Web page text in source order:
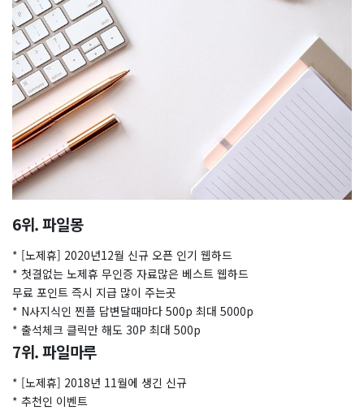
6위. 파일몽
* [노제휴] 2020년12월 신규 오픈 인기 웹하드
* 첫결없는 노제휴 무인증 자료많은 베스트 웹하드
무료 포인트 즉시 지급 많이 주는곳
* N사지식인 찐플 답변달때마다 500p 최대 5000p
* 출석체크 클릭만 해도 30P 최대 500p
7위. 파일마루
* [노제휴] 2018년 11월에 생긴 신규
* 추천인 이벤트